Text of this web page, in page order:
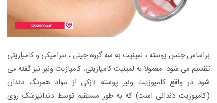
براساس جنس پوسته ، لمینیت به سه گروه چینی ، سرامیکی و کامپازیتی
تقسیم می شود. معمولا به لمینیت کامپازیتی، کامپازیت ونیر نیز گفته می
شود در واقع کامپوزیت ونیر پوسته نازکی از مواد همرنگ دندان
(کامپوزیت دندانی است) که به طور مستقیم توسط دندانپزشک روی